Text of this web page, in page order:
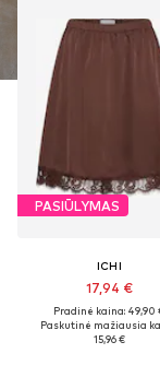
PASIŪLYMAS
ICHI
17,94 €
Pradinė kaina: 49,90
Paskutinė mažiausia
15,96 €